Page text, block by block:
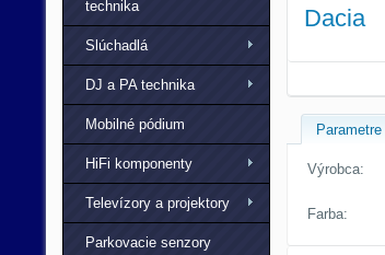
Dacia
Parametre
Výrobca:
Farba:
technika
Slúchadlá
DJ a PA technika
Mobilné pódium
HiFi komponenty
Televízory a projektory
Parkovacie senzory